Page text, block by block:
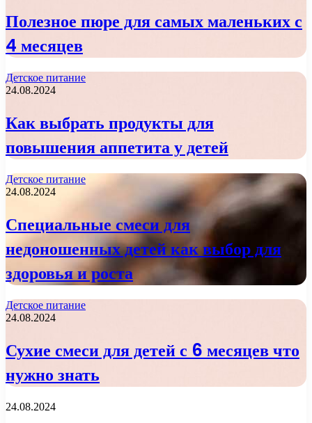
Полезное пюре для самых маленьких с
4 месяцев
Детское питание
24.08.2024
Как выбрать продукты для
повышения аппетита у детей
Детское питание
24.08.2024
Специальные смеси для
недоношенных детей как выбор для
здоровья и роста
Детское питание
24.08.2024
Сухие смеси для детей с 6 месяцев что
нужно знать
24.08.2024